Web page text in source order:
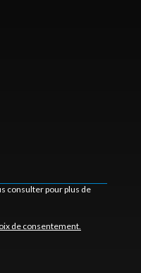
consulter pour plus de
de consentement.